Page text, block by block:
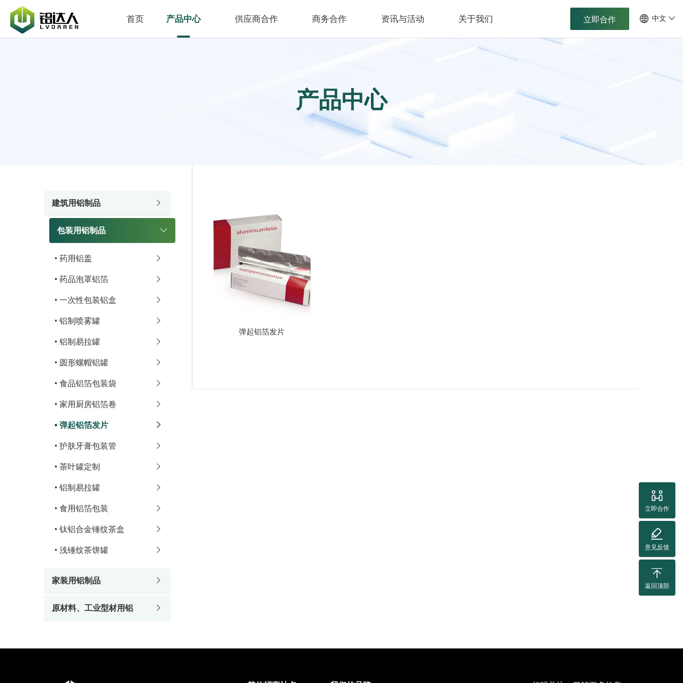
首页 产品中心 供应商合作 商务合作 资讯与活动 关于我们 中文
立即合作
产品中心
建筑用铝制品
包装用铝制品
• 药用铝盖
• 药品泡罩铝箔
• 一次性包装铝盒
• 铝制喷雾罐
• 铝制易拉罐
• 圆形螺帽铝罐
• 食品铝箔包装袋
• 家用厨房铝箔卷
•弹起铝箔发片
• 护肤牙膏包装管
• 茶叶罐定制
• 铝制易拉罐
• 食用铝箔包装
• 钛铝合金锤纹茶盒
• 浅锤纹茶饼罐
家装用铝制品
原材料、工业型材用铝
弹起铝箔发片
立即合作
意见反馈
返回顶部